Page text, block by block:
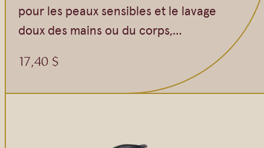
pour les peaux sensibles et le lavage
doux des mains ou du corps,…
17,40 $